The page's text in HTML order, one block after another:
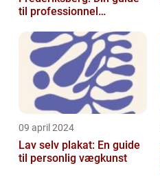
til professionnel
09 april 2024
Lav selv plakat: En guide
til personlig vægkunst